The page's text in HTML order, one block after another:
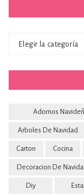
Elegir la categoría
Adornos
Arboles De Navidad
Carton Cocina
Decoracion De
Diy